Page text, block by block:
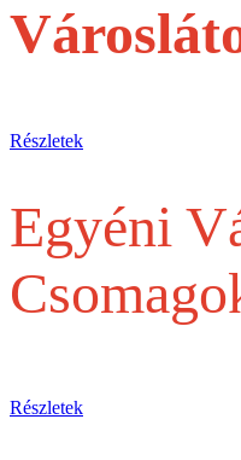
Részletek
Egyéni
Részletek